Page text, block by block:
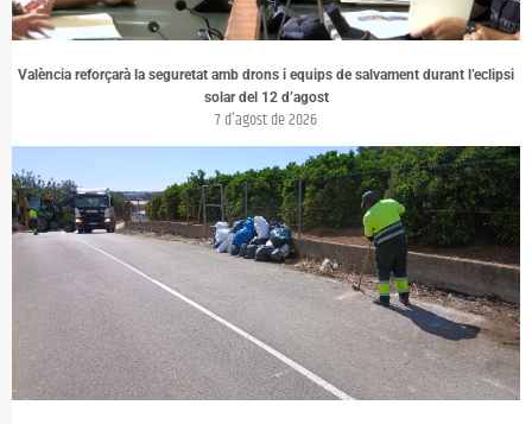
València reforçarà la seguretat amb drons i equips de salvament durant l’eclipsi
solar del 12 d’agost
7 d'agost de 2026